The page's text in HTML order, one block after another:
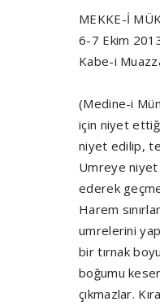
MEKKE-İ
6-7 Ekim
Kabe-i
(Medine-i
için niyet
niyet edilip,
Umreye niyet
ederek
Harem
umrelerini
bir tırnak
boğumu
çıkmazlar.